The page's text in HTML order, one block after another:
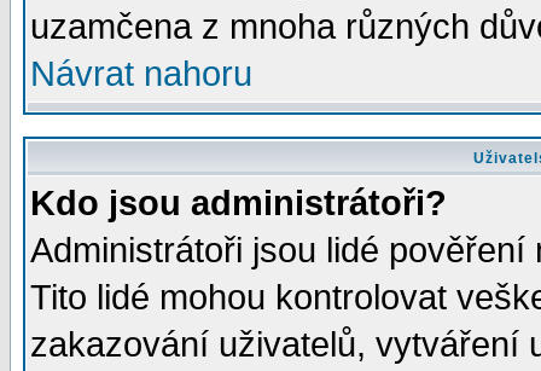
uzamčena z mnoha různých
Návrat nahoru
Kdo jsou administrátoři?
Administrátoři jsou lidé
Tito lidé mohou kontrolovat
zakazování uživatelů, vytváření